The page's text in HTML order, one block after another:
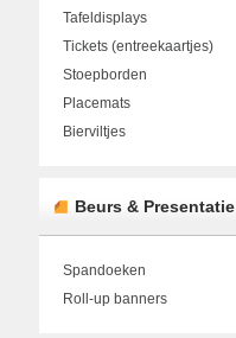
Tafeldisplays
Tickets (entreekaartjes)
Stoepborden
Placemats
Bierviltjes
Beurs & Presentatie
Spandoeken
Roll-up banners